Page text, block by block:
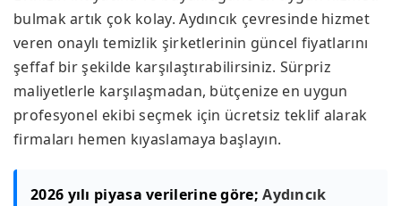
bulmak artık çok kolay. Aydıncık çevresinde hizmet
veren onaylı temizlik şirketlerinin güncel fiyatlarını
şeffaf bir şekilde karşılaştırabilirsiniz. Sürpriz
maliyetlerle karşılaşmadan, bütçenize en uygun
profesyonel ekibi seçmek için ücretsiz teklif alarak
firmaları hemen kıyaslamaya başlayın.
2026 yılı piyasa verilerine göre; Aydıncık